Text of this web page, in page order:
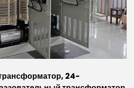
, 24-